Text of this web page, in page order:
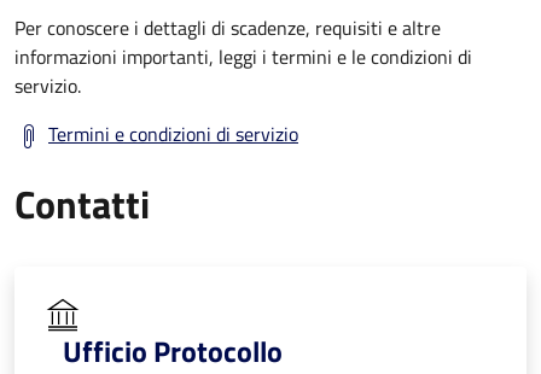
Per conoscere i dettagli di scadenze, requisiti e altre
informazioni importanti, leggi i termini e le condizioni di
servizio.
Termini e condizioni di servizio
Contatti
Ufficio Protocollo